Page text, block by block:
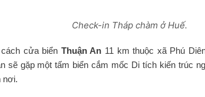
Check-in Tháp chàm ở Huế.
cửa biển Thuận An 11 km thuộc xã Phú
sẽ gặp một tấm biển cắm mốc Di tích kiến trúc
nơi.